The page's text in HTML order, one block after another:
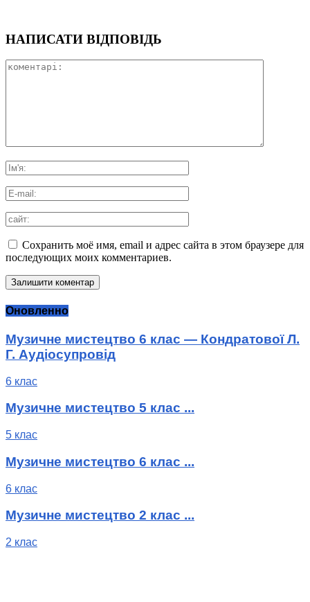
НАПИСАТИ ВІДПОВІДЬ
Сохранить моё имя, email и адрес сайта в этом браузере для
последующих моих комментариев.
Оновленно
Музичне мистецтво 6 клас — Кондратової Л.
Г. Аудіосупровід
6 клас
Музичне мистецтво 5 клас ...
5 клас
Музичне мистецтво 6 клас ...
6 клас
Музичне мистецтво 2 клас ...
2 клас